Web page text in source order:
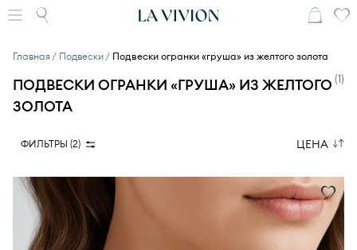
Главная Подвески Подвески огранки «груша» из желтого золота
ПОДВЕСКИ ОГРАНКИ «ГРУША» ИЗ ЖЕЛТОГО
ЗОЛОТА
(1)
ФИЛЬТРЫ (2) ЦЕНА